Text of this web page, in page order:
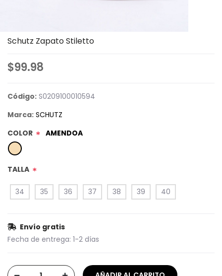
Schutz Zapato Stiletto
$99.98
Código: S0209100010594
Marca: SCHUTZ
COLOR * AMENDOA
TALLA *
34 35 36 37 38 39 40
Envío gratis
Fecha de entrega: 1-2 días